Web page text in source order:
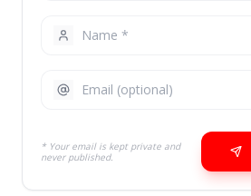
* Your email is kept private and
never published.